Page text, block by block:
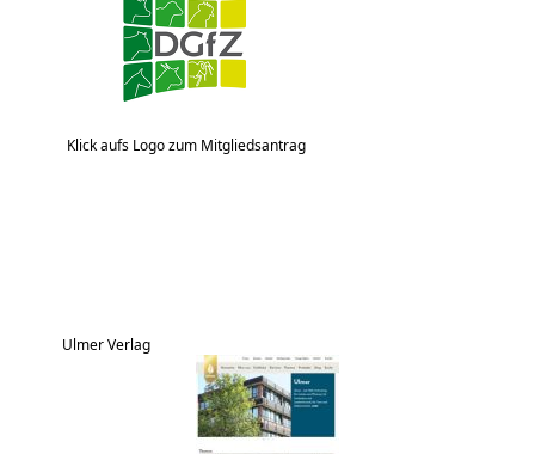
Klick aufs Logo zum Mitgliedsantrag
Ulmer Verlag